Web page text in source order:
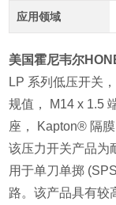
应用领域
美国霍尼韦尔
LP 系列低压开关
规值， M14 x 1.5
座， Kapton® 隔
该压力开关产品为
用于单刀单掷
路。该产品具有较